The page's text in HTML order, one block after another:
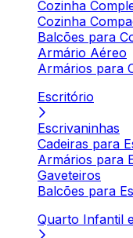
Cozinha
Cozinha
Balcões para
Armário Aéreo
Armários para
Escritório
Escrivaninhas
Cadeiras para
Armários para
Gaveteiros
Balcões para
Quarto Infantil